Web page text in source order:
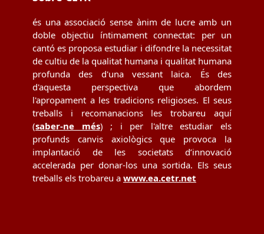
és una associació sense ànim de lucre amb un
doble objectiu íntimament connectat: per un
cantó es proposa estudiar i difondre la necessitat
de cultiu de la qualitat humana i qualitat humana
profunda des d'una vessant laica. És des
d'aquesta perspectiva que abordem
l'apropament a les tradicions religioses. El seus
treballs i recomanacions les trobareu aquí
(saber-ne més) ; i per l'altre estudiar els
profunds canvis axiològics que provoca la
implantació de les societats d’innovació
accelerada per donar-los una sortida. Els seus
treballs els trobareu a www.ea.cetr.net